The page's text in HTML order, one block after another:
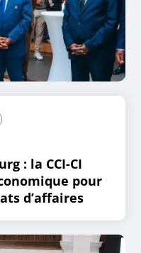
: la CCI-CI
pour
d’affaires